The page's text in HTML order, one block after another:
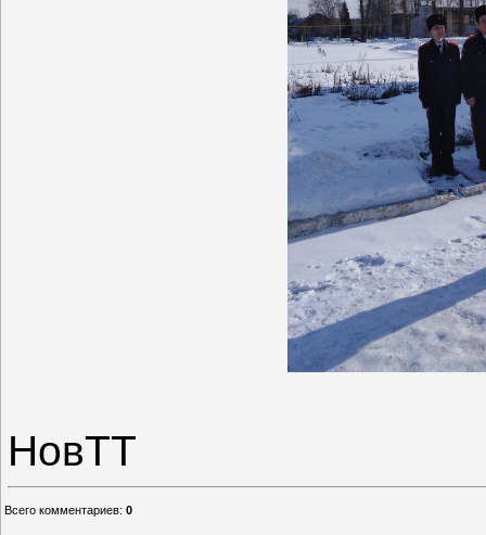
НовТТ
Всего комментариев: 0